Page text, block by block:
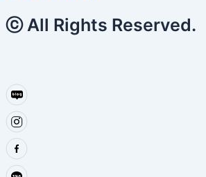
ⓒ All Rights Reserved.